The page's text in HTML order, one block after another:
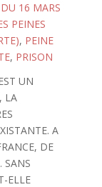
16 MARS
PEINES
, PEINE
, PRISON
UN
LA
A
DE
SANS
ELLE